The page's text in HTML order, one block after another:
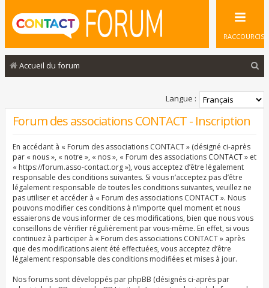
RACCOURCIS
Accueil du forum
c
Langue :
Forum des associations CONTACT - Inscription
En accédant à « Forum des associations CONTACT » (désigné ci-après
par « nous », « notre », « nos », « Forum des associations CONTACT » et
« https://forum.asso-contact.org »), vous acceptez d’être légalement
responsable des conditions suivantes. Si vous n’acceptez pas d’être
légalement responsable de toutes les conditions suivantes, veuillez ne
pas utiliser et accéder à « Forum des associations CONTACT ». Nous
pouvons modifier ces conditions à n’importe quel moment et nous
essaierons de vous informer de ces modifications, bien que nous vous
conseillons de vérifier régulièrement par vous-même. En effet, si vous
continuez à participer à « Forum des associations CONTACT » après
que des modifications aient été effectuées, vous acceptez d’être
légalement responsable des conditions modifiées et mises à jour.
Nos forums sont développés par phpBB (désignés ci-après par